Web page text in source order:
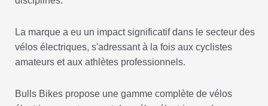
La marque a eu un impact significatif dans le secteur des
vélos électriques, s'adressant à la fois aux cyclistes
amateurs et aux athlètes professionnels.
Bulls Bikes propose une gamme complète de vélos